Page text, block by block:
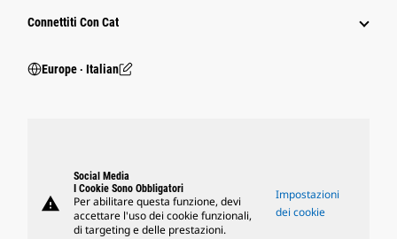
Connettiti Con Cat
Europe ‧ Italian
warning
Social Media
I Cookie Sono Obbligatori
Per abilitare questa funzione, devi
accettare l'uso dei cookie funzionali,
di targeting e delle prestazioni.
Impostazioni
dei cookie